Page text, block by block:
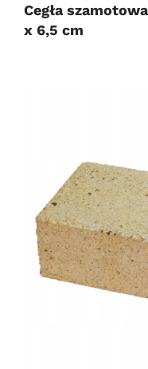
Cegła
x 6,5 cm